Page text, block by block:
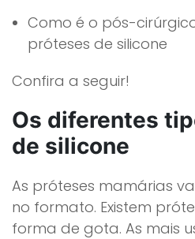
Como é o pós-
próteses de silicone
Confira a seguir!
Os diferentes
de silicone
As próteses mamárias
no formato. Existem
forma de gota. As mais